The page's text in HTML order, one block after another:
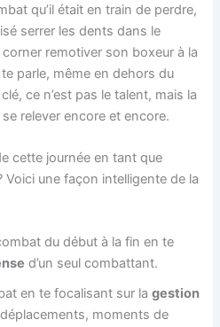
qu’il était en train de perdre,
serrer les dents dans le
remotiver son boxeur à la
parle, même en dehors du
ce n’est pas le talent, mais la
relever encore et encore.
cette journée en tant que
une façon intelligente de la
du début à la fin en te
d’un seul combattant.
en te focalisant sur lagestion
moments de